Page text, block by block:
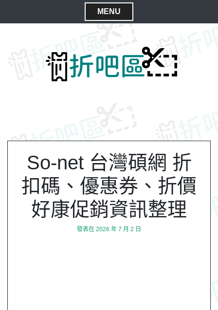
MENU
C
So-net 台灣碩網 折
扣碼、優惠券、折價
好康促銷資訊整理
發表在 2026 年 7 月 2 日